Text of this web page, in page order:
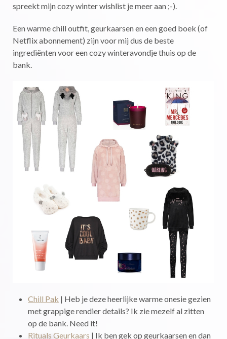
spreekt mijn cozy winter wishlist je meer aan ;-).
Een warme chill outfit, geurkaarsen en een goed boek (of
Netflix abonnement) zijn voor mij dus de beste
ingrediënten voor een cozy winteravondje thuis op de
bank.
Chill Pak | Heb je deze heerlijke warme onesie gezien
met grappige rendier details? Ik zie mezelf al zitten
op de bank. Need it!
Rituals Geurkaars | Ik ben gek op geurkaarsen en dan